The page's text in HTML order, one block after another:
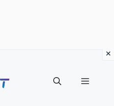
Menu